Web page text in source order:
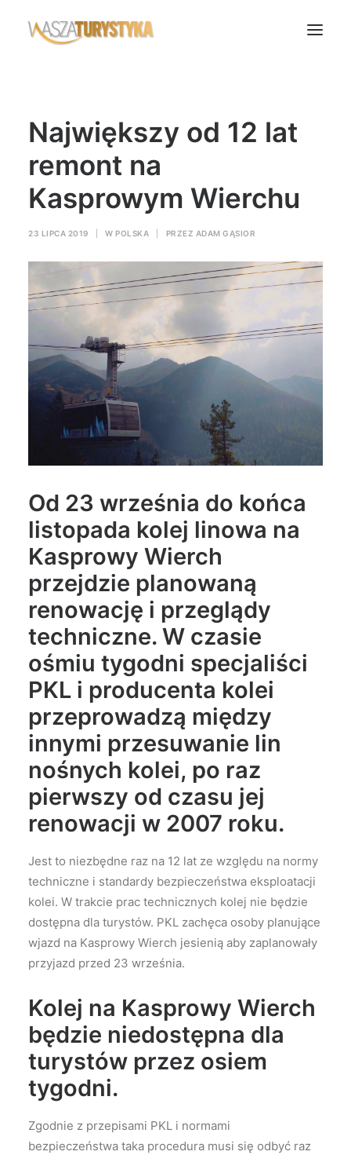
Biura podróży
Noclegi
Polska
Świat
Rok Kobiet
Wasze Podróże
Wyszukiwanie
Największy od 12 lat
remont na
Kasprowym Wierchu
23 LIPCA 2019 W POLSKA PRZEZ ADAM GĄSIOR
Od 23 września do końca
listopada kolej linowa na
Kasprowy Wierch
przejdzie planowaną
renowację i przeglądy
techniczne. W czasie
ośmiu tygodni specjaliści
PKL i producenta kolei
przeprowadzą między
innymi przesuwanie lin
nośnych kolei, po raz
pierwszy od czasu jej
renowacji w 2007 roku.
Jest to niezbędne raz na 12 lat ze względu na normy
techniczne i standardy bezpieczeństwa eksploatacji
kolei. W trakcie prac technicznych kolej nie będzie
dostępna dla turystów. PKL zachęca osoby planujące
wjazd na Kasprowy Wierch jesienią aby zaplanowały
przyjazd przed 23 września.
Kolej na Kasprowy Wierch
będzie niedostępna dla
turystów przez osiem
tygodni.
Zgodnie z przepisami PKL i normami
bezpieczeństwa taka procedura musi się odbyć raz